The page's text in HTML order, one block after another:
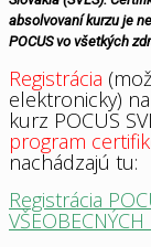
absolvovaní kurzu je
POCUS vo všetkých
Registrácia
elektronicky)
kurz POCUS
program
nachádzajú tu:
Registrácia